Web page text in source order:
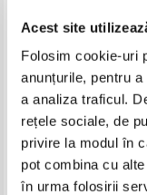
Acest site
Folosim cookie-uri
anunțurile, pentru
a analiza traficul.
rețele sociale, de
privire la modul în
pot combina cu
în urma folosirii
Alexander von
Privelisti din natura.